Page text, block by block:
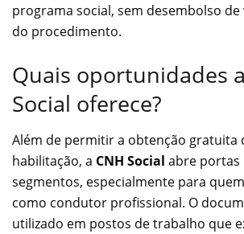
programa social, sem desembolso
do procedimento.
Quais oportunidades
Social oferece?
Além de permitir a obtenção gratuita
habilitação, a CNH Social abre portas
segmentos, especialmente para
como condutor profissional. O
utilizado em postos de trabalho que